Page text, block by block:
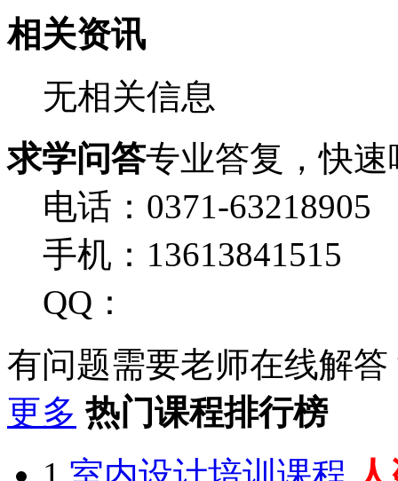
相关资讯
无相关信息
求学问答专业答复，快速
电话：0371-63218905
手机：13613841515
QQ：
有问题需要老师在线解答
更多 热门课程排行榜